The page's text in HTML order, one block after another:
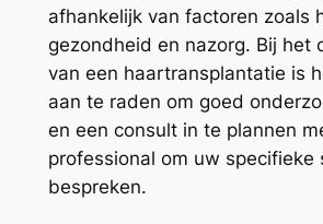
afhankelijk van factoren zoals
gezondheid en nazorg. Bij het
van een haartransplantatie is
aan te raden om goed
en een consult in te plannen
professional om uw specifieke
bespreken.